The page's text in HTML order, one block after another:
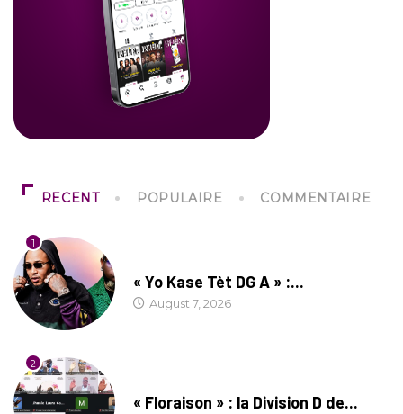
RECENT POPULAIRE COMMENTAIRE
1
« Yo Kase Tèt DG A » :...
August 7, 2026
2
« Floraison » : la Division D de...